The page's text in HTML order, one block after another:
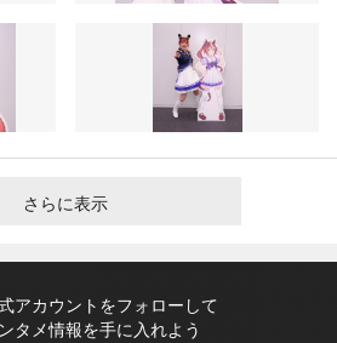
さらに表示
アカウントをフォローして
タメ情報を手に入れよう